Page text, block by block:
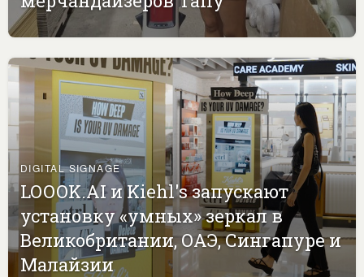
DIGITAL SIGNAGE
LOOOK.AI и Kiehl's запускают
установку «умных» зеркал в
Великобритании, ОАЭ, Сингапуре и
Малайзии